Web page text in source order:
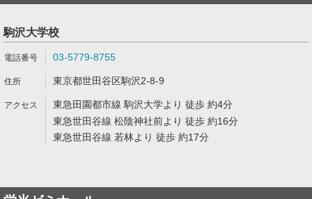
駒沢大学校
03-5779-8755
東京都世田谷区駒沢2-8-9
東急田園都市線 駒沢大学より 徒歩 約4分
東急世田谷線 松陰神社前より 徒歩 約16分
東急世田谷線 若林より 徒歩 約17分